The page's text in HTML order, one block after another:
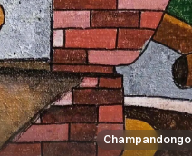
Champandongo